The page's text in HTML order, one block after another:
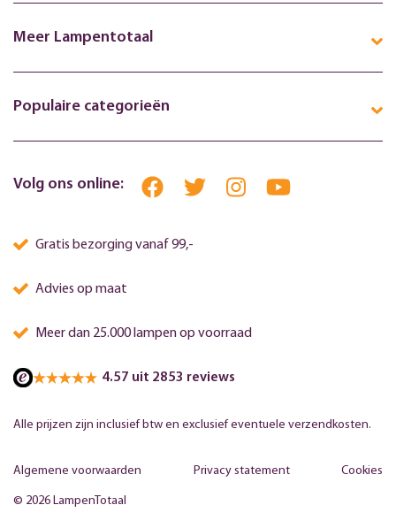
Meer Lampentotaal
Populaire categorieën
Volg ons online:
Gratis bezorging vanaf 99,-
Advies op maat
Meer dan 25.000 lampen op voorraad
4.57 uit 2853 reviews
Alle prijzen zijn inclusief btw en exclusief eventuele verzendkosten.
© 2026 LampenTotaal
Algemene voorwaarden Privacy statement Cookies